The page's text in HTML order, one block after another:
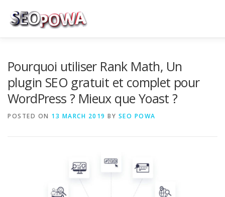
MES SERVICES CONTACTEZ MOI
Pourquoi utiliser Rank Math, Un
plugin SEO gratuit et complet pour
WordPress ? Mieux que Yoast ?
POSTED ON 13 MARCH 2019 BY SEO POWA